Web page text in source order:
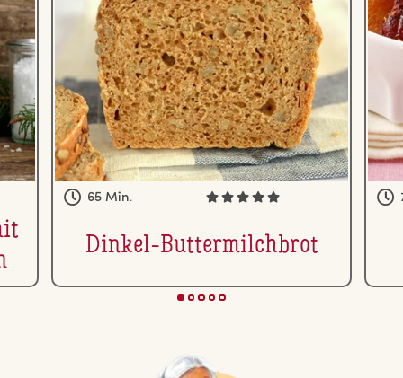
65 Min.
Dinkel-But­ter­milch­brot